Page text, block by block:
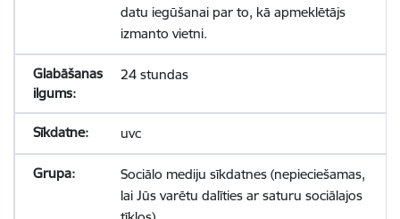
datu iegūšanai par to, kā apmeklētājs
izmanto vietni.
24 stundas
uvc
Sociālo mediju sīkdatnes (nepieciešamas,
lai Jūs varētu dalīties ar saturu sociālajos